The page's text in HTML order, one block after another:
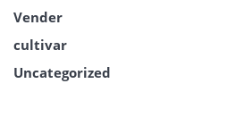
Vender
cultivar
Uncategorized